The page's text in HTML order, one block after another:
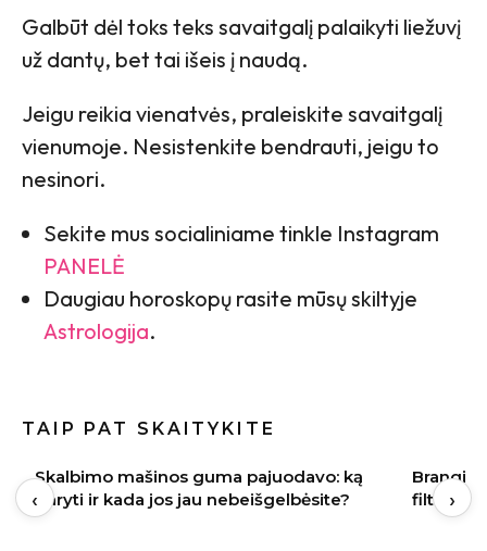
Galbūt dėl toks teks savaitgalį palaikyti liežuvį
už dantų, bet tai išeis į naudą.
Jeigu reikia vienatvės, praleiskite savaitgalį
vienumoje. Nesistenkite bendrauti, jeigu to
nesinori.
Sekite mus socialiniame tinkle Instagram
PANELĖ
Daugiau horoskopų rasite mūsų skiltyje
Astrologija.
TAIP PAT SKAITYKITE
Brangi naujakurių klaida: apie vandens
filtrus pagalvojama tik paleidus vandenį
Vasaros
įvaizdį
‹ ›